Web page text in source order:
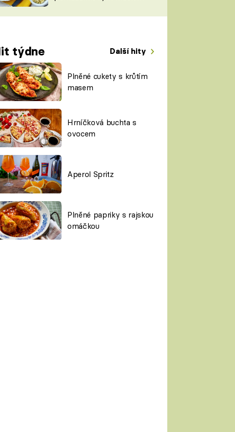
týdne Další hity
Plněné cukety s krůtím
masem
Hrníčková buchta s
ovocem
Aperol Spritz
Plněné papriky s rajskou
omáčkou